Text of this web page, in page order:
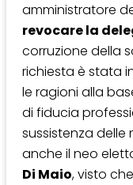
amministratore
revocare la
corruzione della
richiesta è stata
le ragioni alla
di fiducia
sussistenza delle
anche il neo
Di Maio, visto